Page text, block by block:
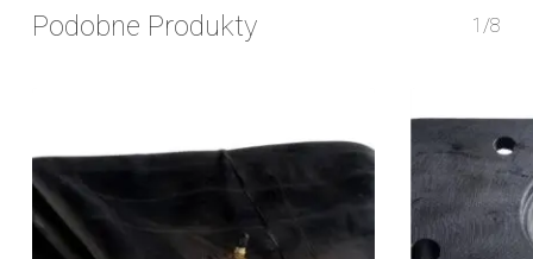
Podobne Produkty 1/8